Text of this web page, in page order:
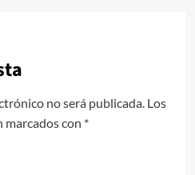
no será publicada. Los
marcados con *